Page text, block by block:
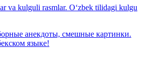
va kulguli rasmlar. O‘zbek tilidagi kulgu
анекдоты, смешные картинки.
языке!